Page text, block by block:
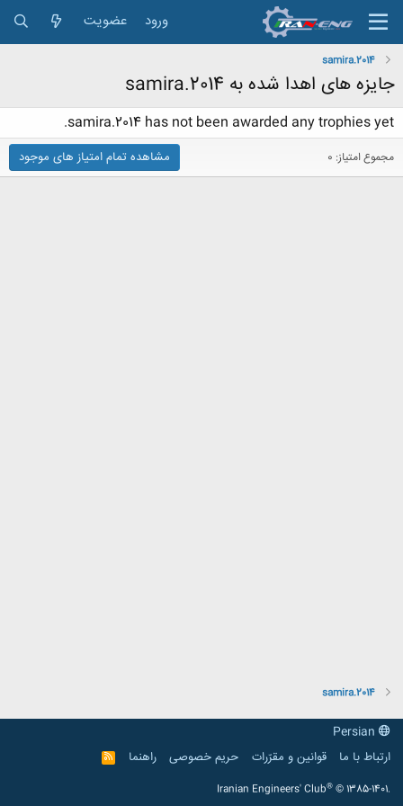
ورود عضویت
samira.2014
جایزه های اهدا شده به samira.2014
samira.2014 has not been awarded any trophies yet.
مجموع امتیاز: 0 مشاهده تمام امتیاز های موجود
samira.2014
ارتباط با ما
قوانین و مقرّرات حریم خصوصی راهنما
R
S
Iranian Engineers' Club® © 1385-1401.